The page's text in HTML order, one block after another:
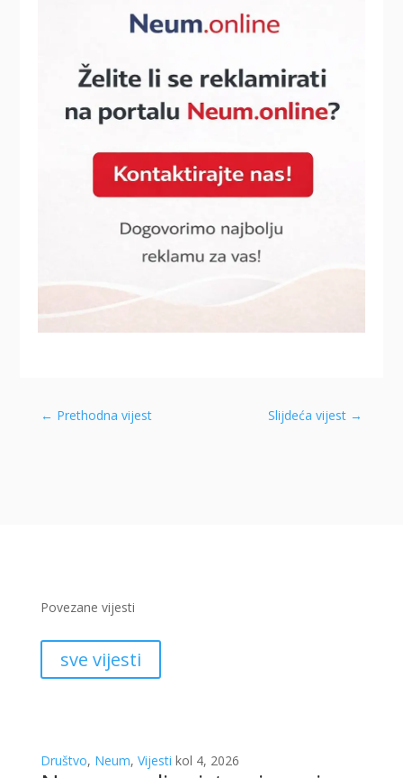
← Prethodna vijest Slijdeća vijest →
Povezane vijesti
sve vijesti
Društvo, Neum, Vijesti kol 4, 2026